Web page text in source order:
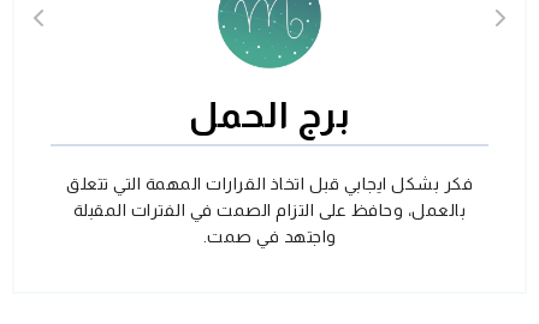
برج الحمل
فكر بشكل ايجابي قبل اتخاذ القرارات المهمة التي تتعلق
بالعمل، وحافظ على التزام الصمت في الفترات المقبلة
واجتهد في صمت.